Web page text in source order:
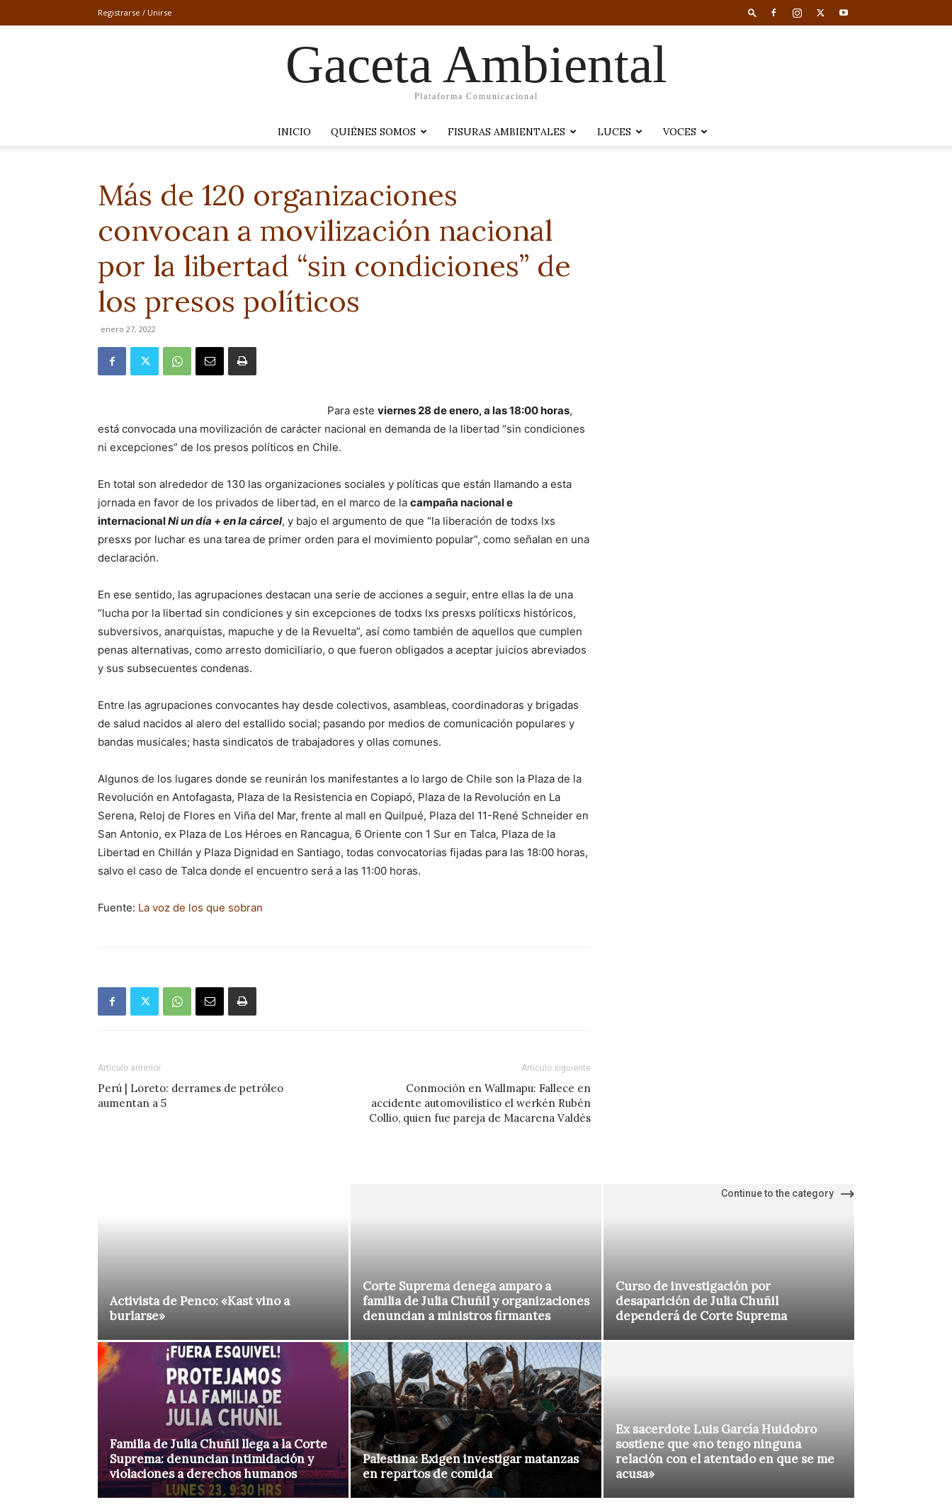
Registrarse / Unirse
Gaceta Ambiental
Plataforma Comunicacional
INICIO QUIÉNES SOMOS FISURAS AMBIENTALES LUCES VOCES
Más de 120 organizaciones
convocan a movilización nacional
por la libertad “sin condiciones” de
los presos políticos
enero 27, 2022
Para este viernes 28 de enero, a las 18:00 horas,
está convocada una movilización de carácter nacional en demanda de la libertad “sin condiciones
ni excepciones” de los presos políticos en Chile.
En total son alrededor de 130 las organizaciones sociales y políticas que están llamando a esta
jornada en favor de los privados de libertad, en el marco de la campaña nacional e
internacionalNi un día + en la cárcel, y bajo el argumento de que “la liberación de todxs lxs
presxs por luchar es una tarea de primer orden para el movimiento popular”, como señalan en una
declaración.
En ese sentido, las agrupaciones destacan una serie de acciones a seguir, entre ellas la de una
“lucha por la libertad sin condiciones y sin excepciones de todxs lxs presxs políticxs históricos,
subversivos, anarquistas, mapuche y de la Revuelta”, así como también de aquellos que cumplen
penas alternativas, como arresto domiciliario, o que fueron obligados a aceptar juicios abreviados
y sus subsecuentes condenas.
Entre las agrupaciones convocantes hay desde colectivos, asambleas, coordinadoras y brigadas
de salud nacidos al alero del estallido social; pasando por medios de comunicación populares y
bandas musicales; hasta sindicatos de trabajadores y ollas comunes.
Algunos de los lugares donde se reunirán los manifestantes a lo largo de Chile son la Plaza de la
Revolución en Antofagasta, Plaza de la Resistencia en Copiapó, Plaza de la Revolución en La
Serena, Reloj de Flores en Viña del Mar, frente al mall en Quilpué, Plaza del 11-René Schneider en
San Antonio, ex Plaza de Los Héroes en Rancagua, 6 Oriente con 1 Sur en Talca, Plaza de la
Libertad en Chillán y Plaza Dignidad en Santiago, todas convocatorias fijadas para las 18:00 horas,
salvo el caso de Talca donde el encuentro será a las 11:00 horas.
Fuente: La voz de los que sobran
Artículo anterior
Perú | Loreto: derrames de petróleo
aumentan a 5
Artículo siguiente
Conmoción en Wallmapu: Fallece en
accidente automovilístico el werkén Rubén
Collio, quien fue pareja de Macarena Valdés
Continue to the category
Activista de Penco: «Kast vino a
burlarse»
Corte Suprema denega amparo a
familia de Julia Chuñil y organizaciones
denuncian a ministros firmantes
Curso de investigación por
desaparición de Julia Chuñil
dependerá de Corte Suprema
Familia de Julia Chuñil llega a la Corte
Suprema: denuncian intimidación y
violaciones a derechos humanos
Palestina: Exigen investigar matanzas
en repartos de comida
Ex sacerdote Luis García Huidobro
sostiene que «no tengo ninguna
relación con el atentado en que se me
acusa»